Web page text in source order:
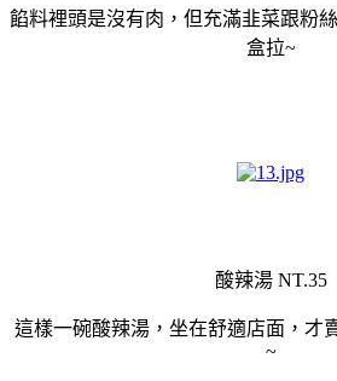
餡料裡頭是沒有肉，但充滿韭菜跟粉
盒拉~
酸辣湯 NT.35
這樣一碗酸辣湯，坐在舒適店面，才
~